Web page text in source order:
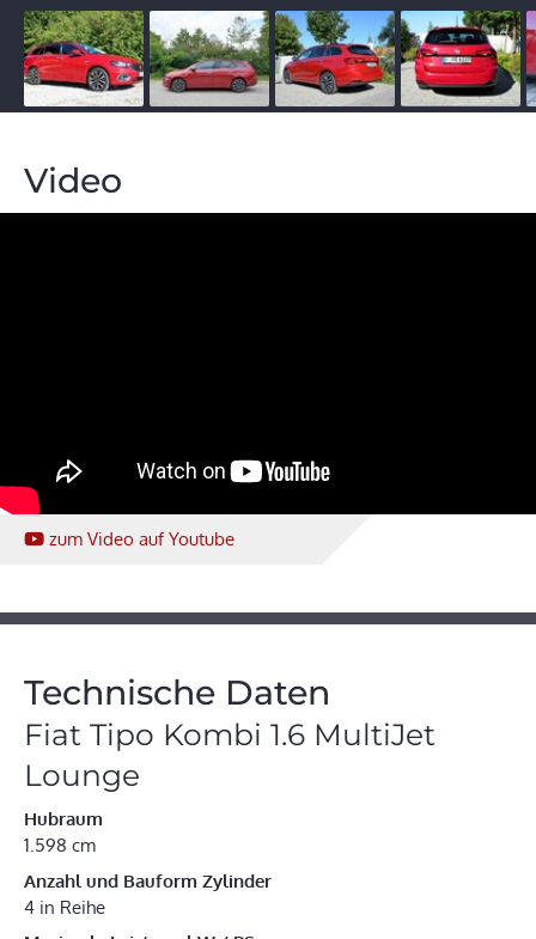
Video
zum Video auf Youtube
Technische Daten
Fiat Tipo Kombi 1.6 MultiJet
Lounge
Hubraum
1.598 cm
Anzahl und Bauform Zylinder
4 in Reihe